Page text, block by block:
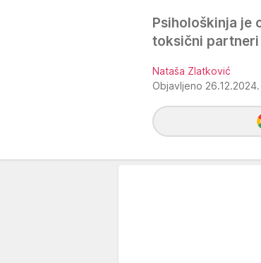
Psihološkinja je
toksični partneri
Nataša Zlatković
Objavljeno